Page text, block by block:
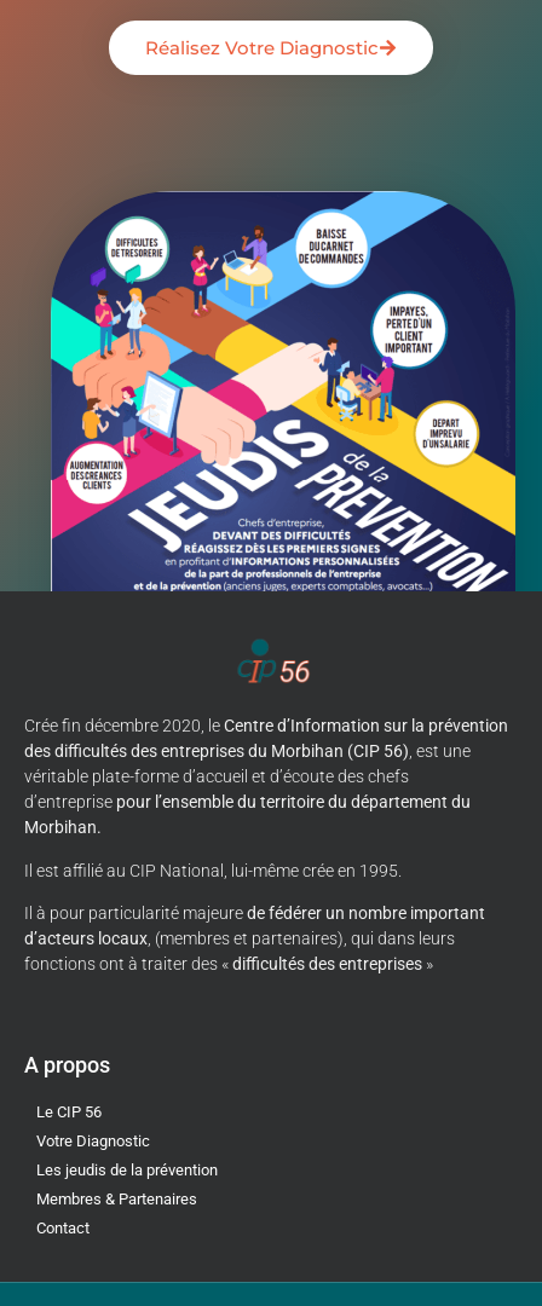
Réalisez Votre Diagnostic
Crée fin décembre 2020, leCentre d’Information sur la prévention
des difficultés des entreprises du Morbihan (CIP 56), est une
véritable plate-forme d’accueil et d’écoute des chefs
d’entreprise pour l’ensemble du territoire du département du
Morbihan.
Il est affilié au CIP National, lui-même crée en 1995.
Il à pour particularité majeurede fédérer un nombre important
d’acteurs locaux , (membres et partenaires), qui dans leurs
fonctions ont à traiter des «difficultés des entreprises »
A propos
Le CIP 56
Votre Diagnostic
Les jeudis de la prévention
Membres & Partenaires
Contact